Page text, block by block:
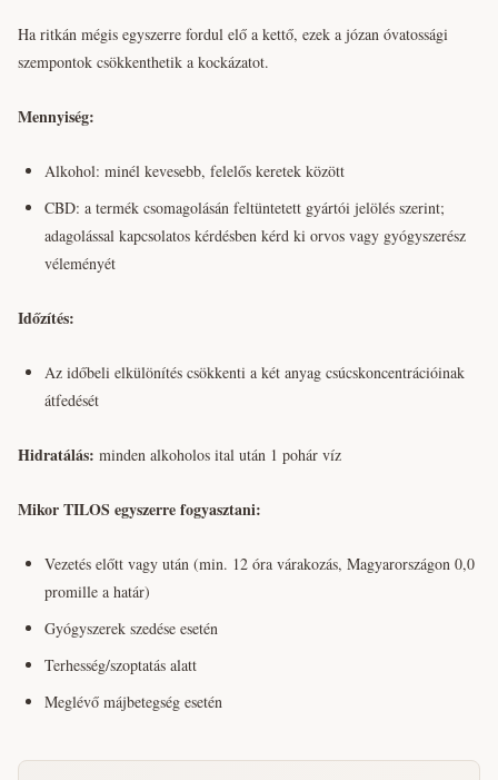
Ha ritkán mégis egyszerre fordul elő a kettő, ezek a józan óvatossági
szempontok csökkenthetik a kockázatot.
Mennyiség:
Alkohol: minél kevesebb, felelős keretek között
CBD: a termék csomagolásán feltüntetett gyártói jelölés szerint;
adagolással kapcsolatos kérdésben kérd ki orvos vagy gyógyszerész
véleményét
Időzítés:
Az időbeli elkülönítés csökkenti a két anyag csúcskoncentrációinak
átfedését
Hidratálás: minden alkoholos ital után 1 pohár víz
Mikor TILOS egyszerre fogyasztani:
Vezetés előtt vagy után (min. 12 óra várakozás, Magyarországon 0,0
promille a határ)
Gyógyszerek szedése esetén
Terhesség/szoptatás alatt
Meglévő májbetegség esetén